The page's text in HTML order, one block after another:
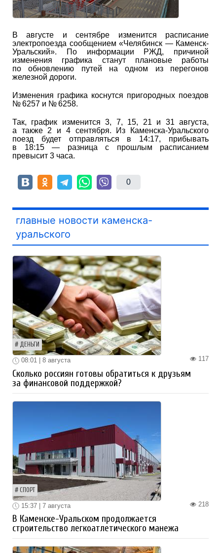
В августе и сентябре изменится расписание
электропоезда сообщением «Челябинск — Каменск-
Уральский». По информации РЖД, причиной
изменения графика станут плановые работы
по обновлению путей на одном из перегонов
железной дороги.
Изменения графика коснутся пригородных поездов
№ 6257 и № 6258.
Так, график изменится 3, 7, 15, 21 и 31 августа,
а также 2 и 4 сентября. Из Каменска-Уральского
поезд будет отправляться в 14:17, прибывать
в 18:15 — разница с прошлым расписанием
превысит 3 часа.
0
главные новости каменска-
уральского
ДЕНЬГИ
117
08:01 | 8 августа
Сколько россиян готовы обратиться к друзьям
за финансовой поддержкой?
СПОРТ
218
15:37 | 7 августа
В Каменске-Уральском продолжается
строительство легкоатлетического манежа